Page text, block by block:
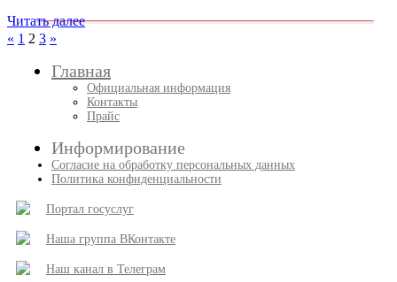
Читать далее
Пагинация
записей
« Пред.
1 2 3 След.
»
Главная
Официальная информация
Контакты
Прайс
Информирование
Согласие на обработку персональных данных
Политика конфиденциальности
Портал госуслуг
Наша группа ВКонтакте
Наш канал в Телеграм